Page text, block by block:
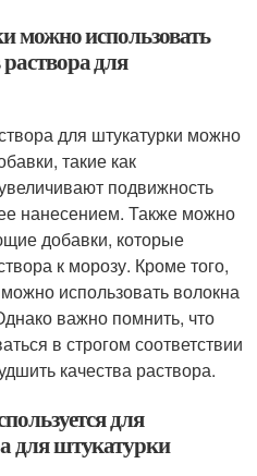
можно использовать
для
для штукатурки можно
такие как
подвижность
нанесением. Также можно
добавки, которые
к морозу. Кроме того,
использовать волокна
важно помнить, что
в строгом соответствии
качества раствора.
для
для штукатурки